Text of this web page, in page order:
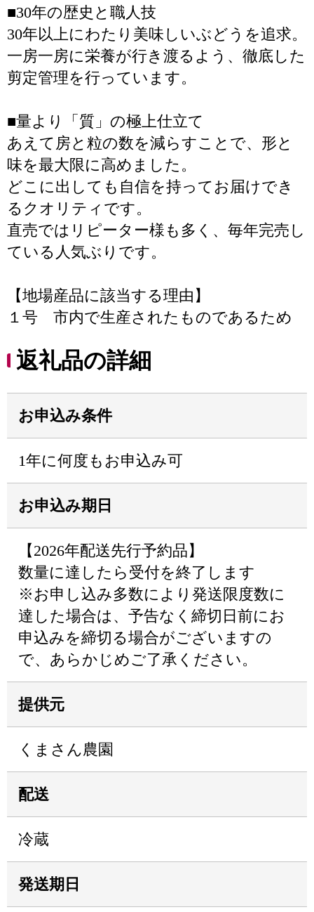
■30年の歴史と職人技
30年以上にわたり美味しいぶどうを追求。
一房一房に栄養が行き渡るよう、徹底した
剪定管理を行っています。
■量より「質」の極上仕立て
あえて房と粒の数を減らすことで、形と
味を最大限に高めました。
どこに出しても自信を持ってお届けでき
るクオリティです。
直売ではリピーター様も多く、毎年完売し
ている人気ぶりです。
【地場産品に該当する理由】
１号 市内で生産されたものであるため
返礼品の詳細
お申込み条件
1年に何度もお申込み可
お申込み期日
【2026年配送先行予約品】
数量に達したら受付を終了します
※お申し込み多数により発送限度数に
達した場合は、予告なく締切日前にお
申込みを締切る場合がございますの
で、あらかじめご了承ください。
提供元
くまさん農園
配送
冷蔵
発送期日